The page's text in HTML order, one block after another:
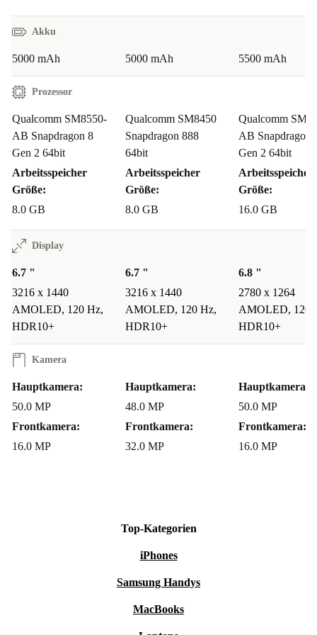
Highlights:
reduzierte Unschärfe
Fingerabdruckscanner: Entsperre dein Telefon sicher und einfach
Von Gamern empfohlen: Hochleistungs-Hardware und ein
atemberaubendes Display
Vielseitige Leistung: Ideal für Kreative, Berufstätige, Reisende
und Fotografen
Akku
5000 mAh 5000 mAh 5500 mAh
Prozessor
Qualcomm SM8550-
AB Snapdragon 8
Gen 2 64bit
Arbeitsspeicher
Größe:
8.0 GB
Qualcomm SM8450
Snapdragon 888
64bit
Arbeitsspeicher
Größe:
8.0 GB
Qualcomm
AB Snapdragon
Gen 2 64bit
Arbeitsspeicher
Größe:
16.0 GB
Display
6.7 "
3216 x 1440
AMOLED, 120 Hz,
HDR10+
6.7 "
3216 x 1440
AMOLED, 120 Hz,
HDR10+
6.8 "
2780 x 1264
AMOLED, 120
HDR10+
Kamera
Hauptkamera:
50.0 MP
Frontkamera:
16.0 MP
Hauptkamera:
48.0 MP
Frontkamera:
32.0 MP
Hauptkamera:
50.0 MP
Frontkamera:
16.0 MP
Top-Kategorien
iPhones
Samsung Handys
MacBooks